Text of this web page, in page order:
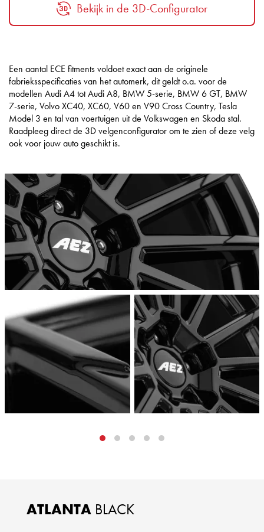
Bekijk in de 3D-Configurator
Een aantal ECE fitments voldoet exact aan de originele
fabrieksspecificaties van het automerk, dit geldt o.a. voor de
modellen Audi A4 tot Audi A8, BMW 5-serie, BMW 6 GT, BMW
7-serie, Volvo XC40, XC60, V60 en V90 Cross Country, Tesla
Model 3 en tal van voertuigen uit de Volkswagen en Skoda stal.
Raadpleeg direct de 3D velgenconfigurator om te zien of deze velg
ook voor jouw auto geschikt is.
ATLANTA BLACK